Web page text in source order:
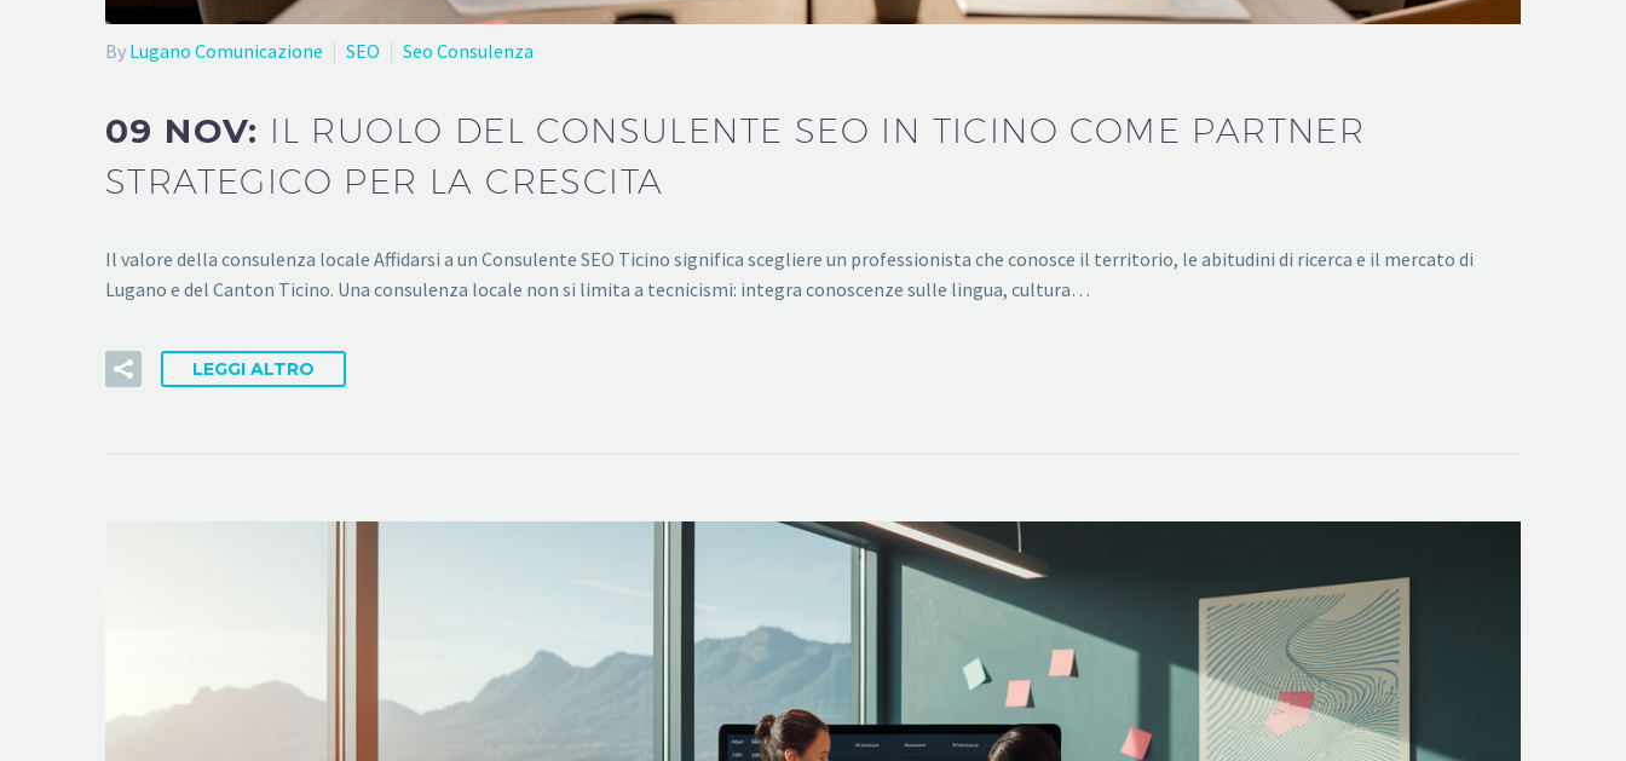
By Lugano Comunicazione SEO Seo Consulenza
09 NOV: IL RUOLO DEL CONSULENTE SEO IN TICINO COME PARTNER
STRATEGICO PER LA CRESCITA
Il valore della consulenza locale Affidarsi a un Consulente SEO Ticino significa scegliere un professionista che conosce il territorio, le abitudini di ricerca e il mercato di
Lugano e del Canton Ticino. Una consulenza locale non si limita a tecnicismi: integra conoscenze sulle lingua, cultura…
LEGGI ALTRO